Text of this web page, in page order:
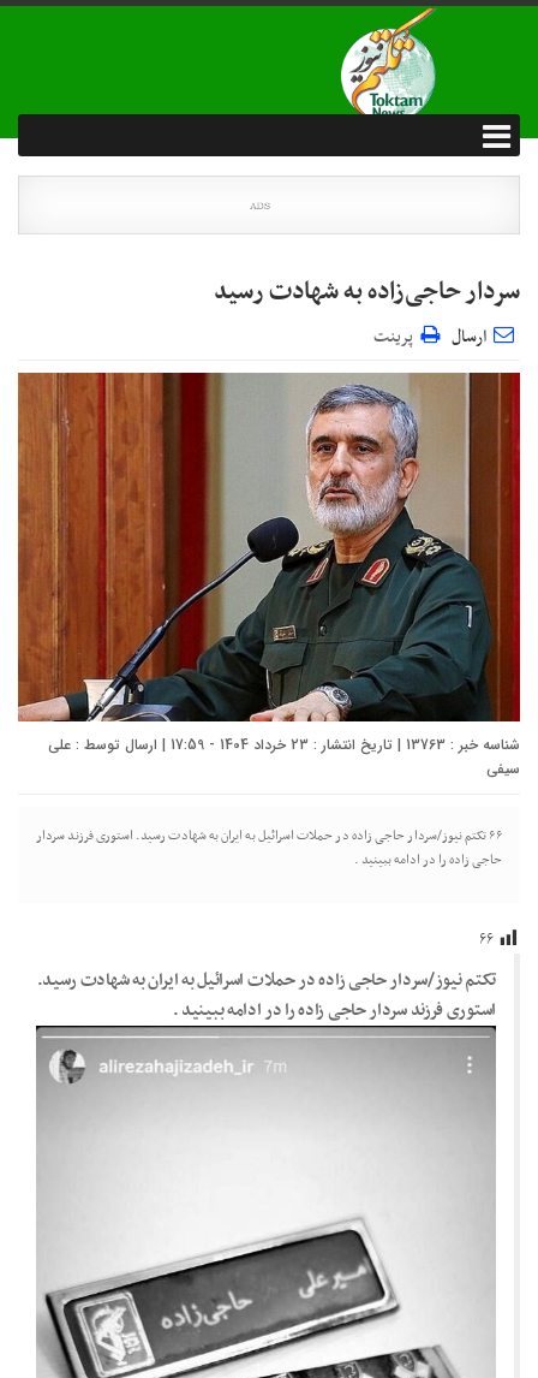
سردار حاجی‌زاده به شهادت رسید
ارسال پرینت
شناسه خبر : 13763 | تاریخ انتشار : 23 خرداد 1404 - 17:59 | ارسال توسط :
علی
سیفی
۶۶ تکتم نیوز/سردار حاجی زاده در حملات اسرائیل به ایران به شهادت رسید. استوری فرزند سردار
حاجی زاده را در ادامه ببینید .
۶۶
تکتم نیوز/سردار حاجی زاده در حملات اسرائیل به ایران به شهادت رسید.
استوری فرزند سردار حاجی زاده را در ادامه ببینید .